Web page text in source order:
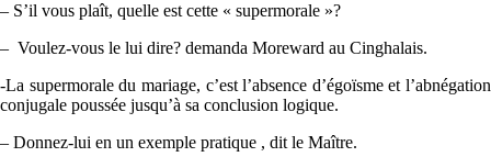
– S’il vous plaît, quelle est cette « supermorale »?
– Voulez-vous le lui dire? demanda Moreward au Cinghalais.
-La supermorale du mariage, c’est l’absence d’égoïsme et l’abnégation
conjugale poussée jusqu’à sa conclusion logique.
– Donnez-lui en un exemple pratique , dit le Maître.